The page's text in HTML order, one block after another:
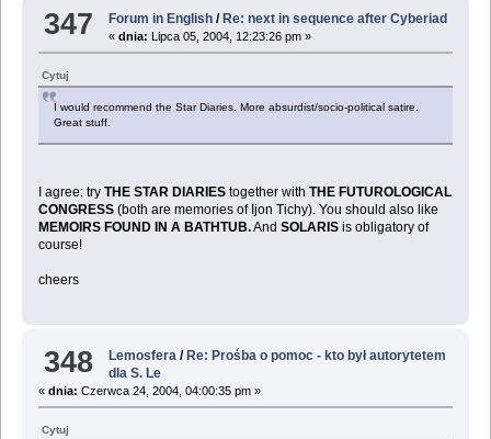
347 Forum in English /Re: next in sequence after Cyberiad
«dnia: Lipca 05, 2004, 12:23:26 pm »
Cytuj
I would recommend the Star Diaries. More absurdist/socio-political satire.
Great stuff.
I agree: try THE STAR DIARIES together with THE FUTUROLOGICAL
CONGRESS(both are memories of Ijon Tichy). You should also like
MEMOIRS FOUND IN A BATHTUB.And SOLARISis obligatory of
course!
cheers
348 Lemosfera / Re: Prośba o pomoc - kto był autorytetem
dla S. Le
« dnia: Czerwca 24, 2004, 04:00:35 pm »
Cytuj